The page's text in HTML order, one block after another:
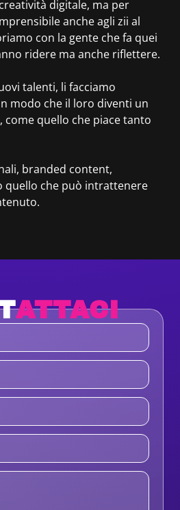
digitale, ma per
anche agli zii al
con la gente che fa quei
ridere ma anche riflettere.
talenti, li facciamo
modo che il loro diventi un
quello che piace tanto
branded content,
che può intrattenere
ATTACI